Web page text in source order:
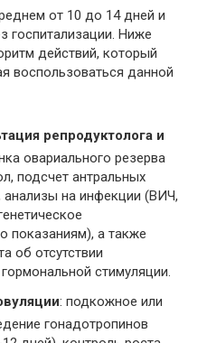
от 10 до 14 дней и
госпитализации. Ниже
действий, который
воспользоваться данной
репродуктолога и
овариального резерва
подсчет антральных
на инфекции (ВИЧ,
показаниям), а также
об отсутствии
стимуляции.
: подкожное или
гонадотропинов